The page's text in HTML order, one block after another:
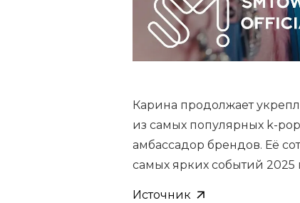
Карина продолжает
из самых популярных k-
амбассадор брендов. Её
самых ярких событий 2025
Источник